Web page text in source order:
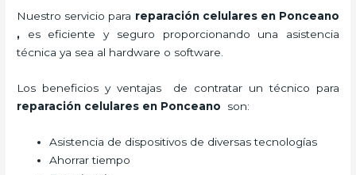
Nuestro servicio para reparación celulares en Ponceano
, es eficiente y seguro proporcionando una asistencia
técnica ya sea al hardware o software.
Los beneficios y ventajas de contratar un técnico para
reparación celulares en Ponceano son:
Asistencia de dispositivos de diversas tecnologías
Ahorrar tiempo